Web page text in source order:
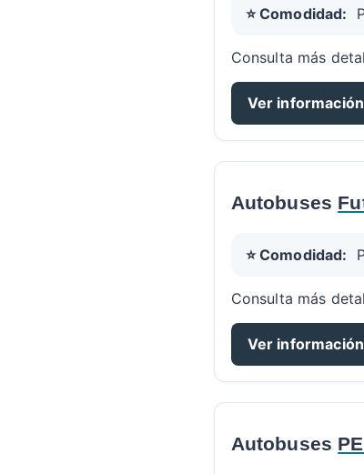
⭐ Comodidad:
Consulta más
Ver
Autobuses
⭐ Comodidad:
Consulta más
Ver
Autobuses